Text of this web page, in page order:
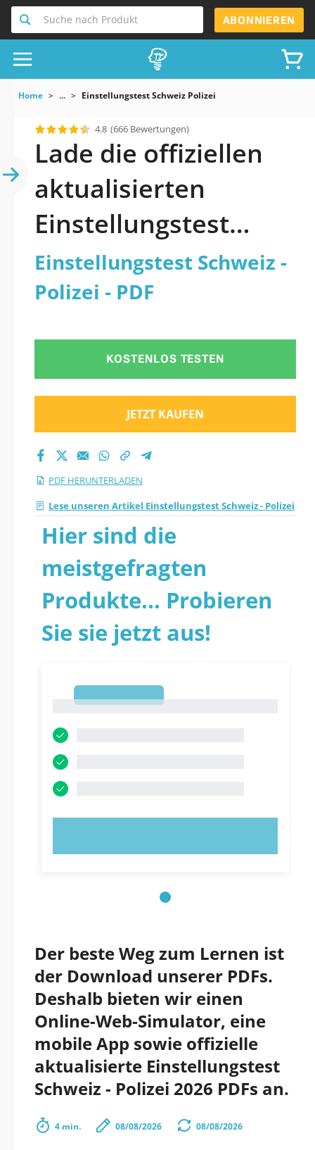
Suche nach Produkt ABONNIEREN
Home ... Einstellungstest Schweiz Polizei
4.8 (666 Bewertungen)
Lade die offiziellen
aktualisierten
Einstellungstest
Schweiz - Polizei Quiz
2026 PDF herunter
Einstellungstest Schweiz -
Polizei - PDF
KOSTENLOS TESTEN
JETZT KAUFEN
PDF HERUNTERLADEN
Lese unseren Artikel Einstellungstest Schweiz - Polizei
Hier sind die
meistgefragten
Produkte... Probieren
Sie sie jetzt aus!
Der beste Weg zum Lernen ist
der Download unserer PDFs.
Deshalb bieten wir einen
Online-Web-Simulator, eine
mobile App sowie offizielle
aktualisierte Einstellungstest
Schweiz - Polizei 2026 PDFs an.
4 min. 08/08/2026 08/08/2026